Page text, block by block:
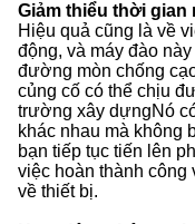
Giảm thiểu thời gian
Hiệu quả cũng là về
động, và máy đào
đường mòn chống
củng cố có thể chịu
trường xây dựngNó
khác nhau mà không
bạn tiếp tục tiến lên
việc hoàn thành công
về thiết bị.